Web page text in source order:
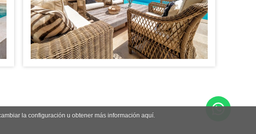
la configuración u obtener más información aquí.